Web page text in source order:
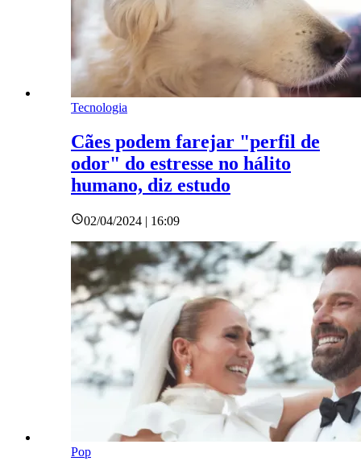
Tecnologia
Cães podem farejar "perfil de
odor" do estresse no hálito
humano, diz estudo
02/04/2024 | 16:09
Pop